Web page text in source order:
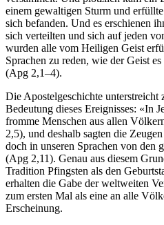
einem gewaltigen Sturm und
sich befanden. Und es erschienen
sich verteilten und sich auf jeden
wurden alle vom Heiligen Geist
Sprachen zu reden, wie der Geist
(Apg 2,1–4).
Die Apostelgeschichte unterstreicht
Bedeutung dieses Ereignisses: «In
fromme Menschen aus allen
2,5), und deshalb sagten die
doch in unseren Sprachen von den
(Apg 2,11). Genau aus diesem
Tradition Pfingsten als den
erhalten die Gabe der weltweiten
zum ersten Mal als eine an alle
Erscheinung.